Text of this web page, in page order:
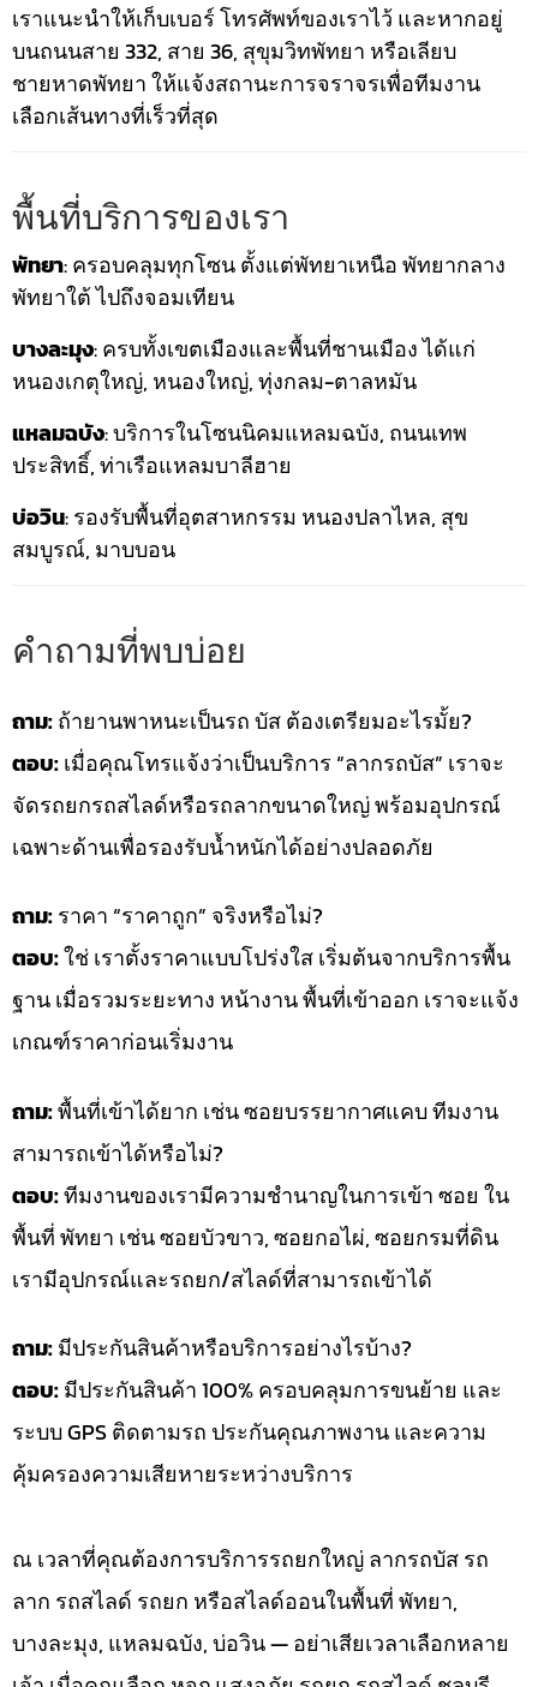
เราแนะนำให้เก็บเบอร์ โทรศัพท์ของเราไว้ และหากอยู่
บนถนนสาย 332, สาย 36, สุขุมวิทพัทยา หรือเลียบ
ชายหาดพัทยา ให้แจ้งสถานะการจราจรเพื่อทีมงาน
เลือกเส้นทางที่เร็วที่สุด
พื้นที่บริการของเรา
พัทยา: ครอบคลุมทุกโซน ตั้งแต่พัทยาเหนือ พัทยากลาง
พัทยาใต้ ไปถึงจอมเทียน
บางละมุง: ครบทั้งเขตเมืองและพื้นที่ชานเมือง ได้แก่
หนองเกตุใหญ่, หนองใหญ่, ทุ่งกลม-ตาลหมัน
แหลมฉบัง: บริการในโซนนิคมแหลมฉบัง, ถนนเทพ
ประสิทธิ์, ท่าเรือแหลมบาลีฮาย
บ่อวิน: รองรับพื้นที่อุตสาหกรรม หนองปลาไหล, สุข
สมบูรณ์, มาบบอน
คำถามที่พบบ่อย
ถาม:ถ้ายานพาหนะเป็นรถ บัส ต้องเตรียมอะไรมั้ย?
ตอบ:เมื่อคุณโทรแจ้งว่าเป็นบริการ “ลากรถบัส” เราจะ
จัดรถยกรถสไลด์หรือรถลากขนาดใหญ่ พร้อมอุปกรณ์
เฉพาะด้านเพื่อรองรับน้ำหนักได้อย่างปลอดภัย
ถาม:ราคา “ราคาถูก” จริงหรือไม่?
ตอบ:ใช่ เราตั้งราคาแบบโปร่งใส เริ่มต้นจากบริการพื้น
ฐาน เมื่อรวมระยะทาง หน้างาน พื้นที่เข้าออก เราจะแจ้ง
เกณฑ์ราคาก่อนเริ่มงาน
ถาม:พื้นที่เข้าได้ยาก เช่น ซอยบรรยากาศแคบ ทีมงาน
สามารถเข้าได้หรือไม่?
ตอบ:ทีมงานของเรามีความชำนาญในการเข้า ซอย ใน
พื้นที่ พัทยา เช่น ซอยบัวขาว, ซอยกอไผ่, ซอยกรมที่ดิน
เรามีอุปกรณ์และรถยก/สไลด์ที่สามารถเข้าได้
ถาม:มีประกันสินค้าหรือบริการอย่างไรบ้าง?
ตอบ:มีประกันสินค้า 100% ครอบคลุมการขนย้าย และ
ระบบ GPS ติดตามรถ ประกันคุณภาพงาน และความ
คุ้มครองความเสียหายระหว่างบริการ
ณ เวลาที่คุณต้องการบริการรถยกใหญ่ ลากรถบัส รถ
ลาก รถสไลด์ รถยก หรือสไลด์ออนในพื้นที่ พัทยา,
บางละมุง, แหลมฉบัง, บ่อวิน — อย่าเสียเวลาเลือกหลาย